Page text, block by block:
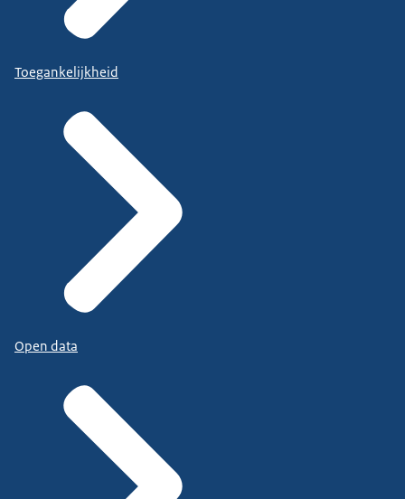
Toegankelijkheid
Open data